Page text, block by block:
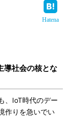
Hatena
導社会の核とな
、IoT時代のデー
作りを急いでい